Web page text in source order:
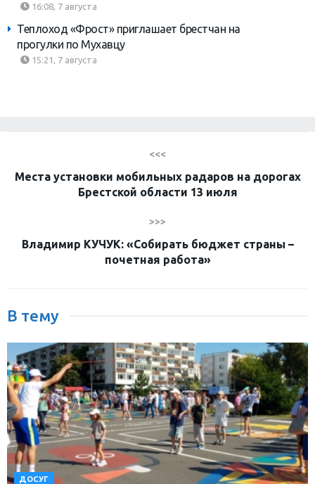
16:08, 7 августа
Теплоход «Фрост» приглашает брестчан на
прогулки по Мухавцу
15:21, 7 августа
<<<
Места установки мобильных радаров на дорогах
Брестской области 13 июля
>>>
Владимир КУЧУК: «Собирать бюджет страны –
почетная работа»
В тему
ДОСУГ